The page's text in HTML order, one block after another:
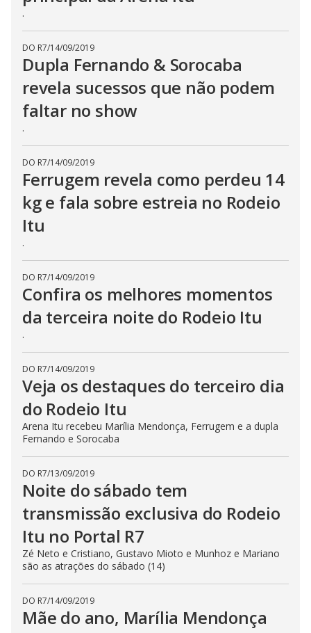
.
DO R7/14/09/2019
Dupla Fernando & Sorocaba
revela sucessos que não podem
faltar no show
.
DO R7/14/09/2019
Ferrugem revela como perdeu 14
kg e fala sobre estreia no Rodeio
Itu
.
DO R7/14/09/2019
Confira os melhores momentos
da terceira noite do Rodeio Itu
.
DO R7/14/09/2019
Veja os destaques do terceiro dia
do Rodeio Itu
Arena Itu recebeu Marília Mendonça, Ferrugem e a dupla
Fernando e Sorocaba
DO R7/13/09/2019
Noite do sábado tem
transmissão exclusiva do Rodeio
Itu no Portal R7
Zé Neto e Cristiano, Gustavo Mioto e Munhoz e Mariano
são as atrações do sábado (14)
DO R7/14/09/2019
Mãe do ano, Marília Mendonça